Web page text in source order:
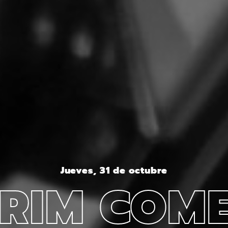
Jueves, 31 de octubre